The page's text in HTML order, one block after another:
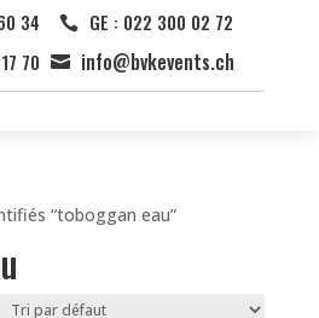
34  GE : 022 300 02 72
70  info@bvkevents.ch
“toboggan eau”